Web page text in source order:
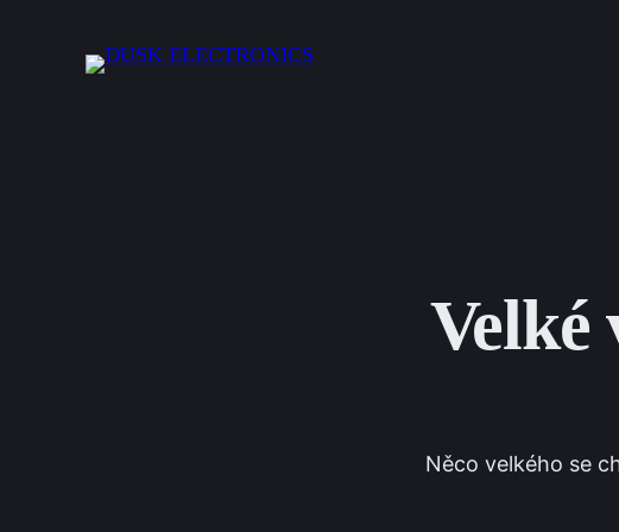
Velké
Něco velkého se